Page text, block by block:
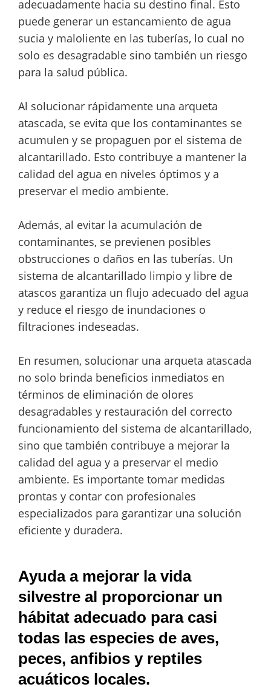
adecuadamente hacia su destino final. Esto
puede generar un estancamiento de agua
sucia y maloliente en las tuberías, lo cual no
solo es desagradable sino también un riesgo
para la salud pública.
Al solucionar rápidamente una arqueta
atascada, se evita que los contaminantes se
acumulen y se propaguen por el sistema de
alcantarillado. Esto contribuye a mantener la
calidad del agua en niveles óptimos y a
preservar el medio ambiente.
Además, al evitar la acumulación de
contaminantes, se previenen posibles
obstrucciones o daños en las tuberías. Un
sistema de alcantarillado limpio y libre de
atascos garantiza un flujo adecuado del agua
y reduce el riesgo de inundaciones o
filtraciones indeseadas.
En resumen, solucionar una arqueta atascada
no solo brinda beneficios inmediatos en
términos de eliminación de olores
desagradables y restauración del correcto
funcionamiento del sistema de alcantarillado,
sino que también contribuye a mejorar la
calidad del agua y a preservar el medio
ambiente. Es importante tomar medidas
prontas y contar con profesionales
especializados para garantizar una solución
eficiente y duradera.
Ayuda a mejorar la vida
silvestre al proporcionar un
hábitat adecuado para casi
todas las especies de aves,
peces, anfibios y reptiles
acuáticos locales.